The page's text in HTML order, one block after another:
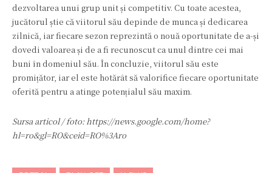
dezvoltarea unui grup unit și competitiv. Cu toate acestea,
jucătorul știe că viitorul său depinde de munca și dedicarea
zilnică, iar fiecare sezon reprezintă o nouă oportunitate de a-și
dovedi valoarea și de a fi recunoscut ca unul dintre cei mai
buni în domeniul său. În concluzie, viitorul său este
promițător, iar el este hotărât să valorifice fiecare oportunitate
oferită pentru a atinge potențialul său maxim.
Sursa articol / foto: https://news.google.com/home?
hl=ro&gl=RO&ceid=RO%3Aro